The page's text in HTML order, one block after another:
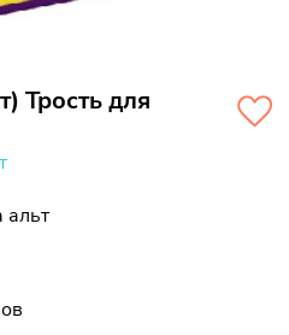
Трость для
альт